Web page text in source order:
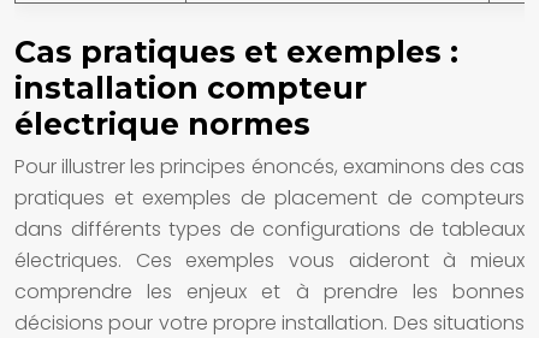
Cas pratiques et exemples :
installation compteur
électrique normes
Pour illustrer les principes énoncés, examinons des cas
pratiques et exemples de placement de compteurs
dans différents types de configurations de tableaux
électriques. Ces exemples vous aideront à mieux
comprendre les enjeux et à prendre les bonnes
décisions pour votre propre installation. Des situations